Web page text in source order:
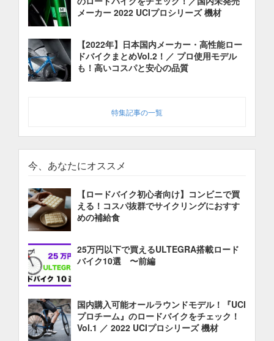
メーカー 2022 UCIプロシリーズ 機材
【2022年】日本国内メーカー・高性能ロー
ドバイクまとめVol.2！／ プロ使用モデル
も！高いコスパと安心の品質
特集記事の一覧
今、あなたにオススメ
【ロードバイク初心者向け】コンビニで買
える！コスパ抜群でサイクリングにおすす
めの補給食
25万円以下で買えるULTEGRA搭載ロード
バイク10選 〜前編
国内購入可能オールラウンドモデル！『UCI
プロチーム』のロードバイクをチェック！
Vol.1 ／ 2022 UCIプロシリーズ 機材